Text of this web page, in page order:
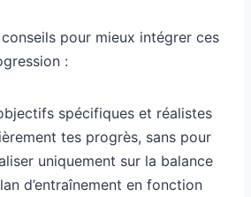
pour mieux intégrer ces
:
spécifiques et réalistes
tes progrès, sans pour
uniquement sur la balance
d’entraînement en fonction